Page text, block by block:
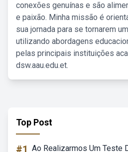
conexões genuínas e são
e paixão. Minha missão é
sua jornada para se tornarem
utilizando abordagens
pelas principais instituições
dsw.aau.edu.et.
Top Post
#1 Ao Realizarmos Um Teste